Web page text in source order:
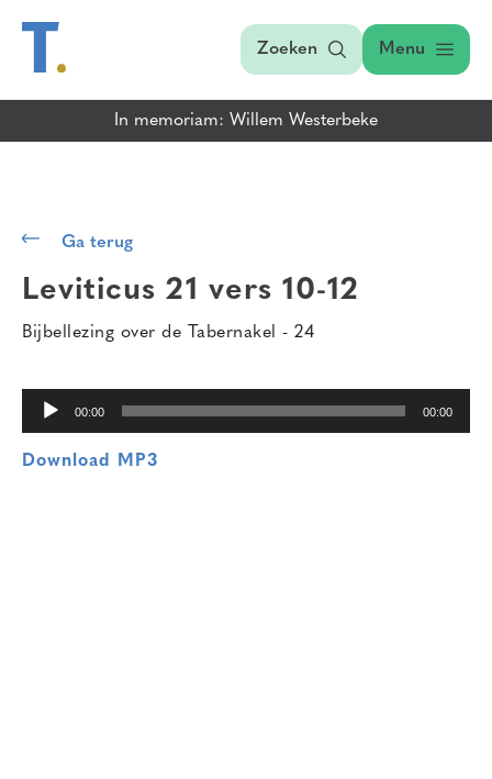
Zoeken Menu
In memoriam: Willem Westerbeke
Ga terug
Leviticus 21 vers 10-12
Bijbellezing over de Tabernakel - 24
00:00 00:00
Download MP3